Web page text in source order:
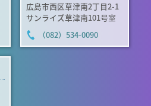
広島市西区草津南2丁目2-1
サンライズ草津南101号室
（082）534-0090